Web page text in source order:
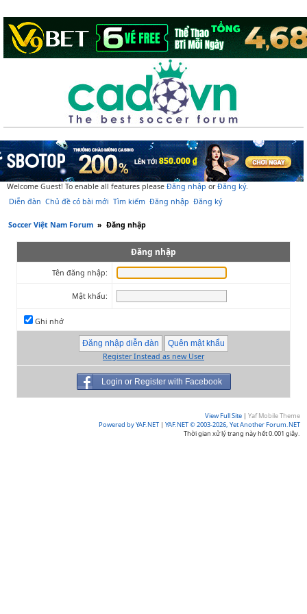
Welcome Guest! To enable all features please Đăng nhập orĐăng ký.
Diễn đàn Chủ đề có bài mới Tìm kiếm Đăng nhập Đăng ký
Soccer Việt Nam Forum » Đăng nhập
Đăng nhập
Tên đăng nhập:
Mật khẩu:
Ghi nhớ
Register Instead as new User
Login or Register with Facebook
View Full Site | Yaf Mobile Theme
Powered by YAF.NET | YAF.NET © 2003-2026, Yet Another Forum.NET
Thời gian xử lý trang này hết 0.001 giây.